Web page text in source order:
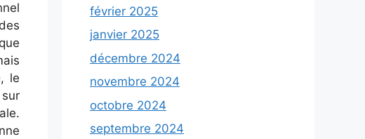
le
février 2025
janvier 2025
décembre 2024
novembre 2024
octobre 2024
septembre 2024